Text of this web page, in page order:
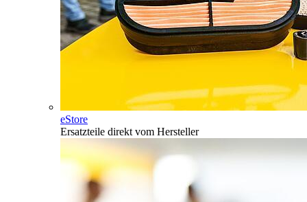
eStore
Ersatzteile direkt vom Hersteller